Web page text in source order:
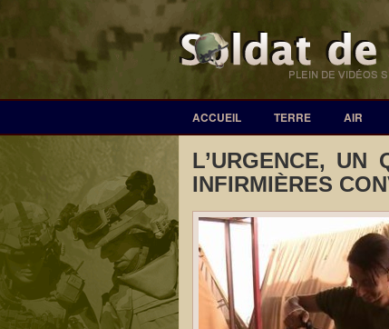
ACCUEIL TERRE AIR
L’URGENCE, UN
INFIRMIÈRES